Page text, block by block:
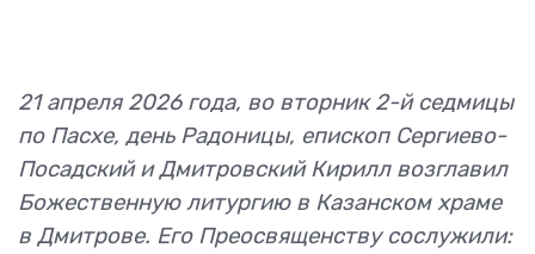
21 апреля 2026 года, во вторник 2-й седмицы
по Пасхе, день Радоницы, епископ Сергиево-
Посадский и Дмитровский Кирилл возглавил
Божественную литургию в Казанском храме
в Дмитрове. Его Преосвященству сослужили: